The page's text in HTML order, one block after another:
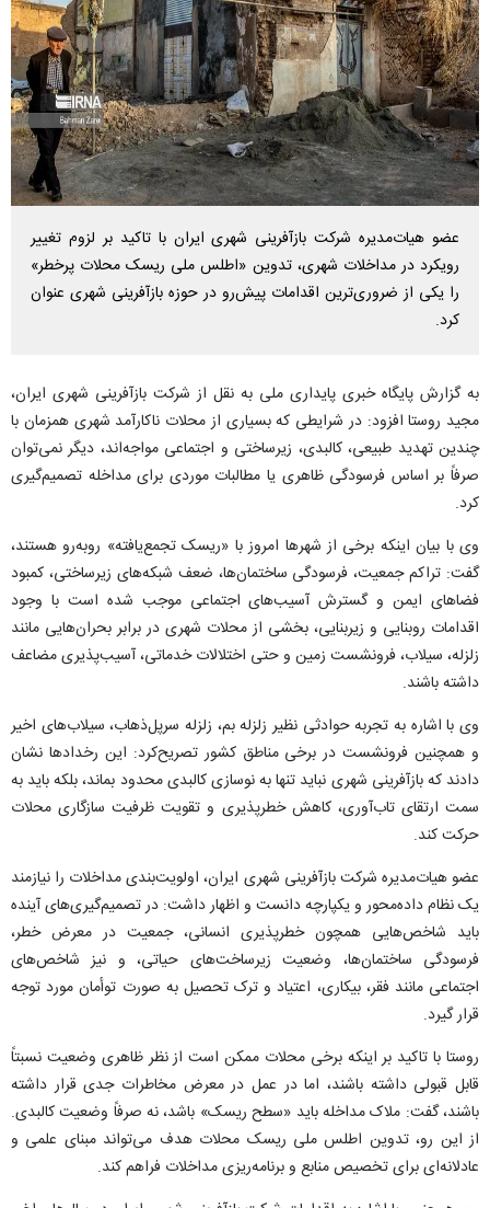
عضو هیات‌مدیره شرکت بازآفرینی شهری ایران با تاکید بر لزوم تغییر
رویکرد در مداخلات شهری، تدوین «اطلس ملی ریسک محلات پرخطر»
را یکی از ضروری‌ترین اقدامات پیش‌رو در حوزه بازآفرینی شهری عنوان
کرد.
به گزارش پایگاه خبری پایداری ملی به نقل از شرکت بازآفرینی شهری ایران،
مجید روستا افزود: در شرایطی که بسیاری از محلات ناکارآمد شهری همزمان با
چندین تهدید طبیعی، کالبدی، زیرساختی و اجتماعی مواجه‌اند، دیگر نمی‌توان
صرفاً بر اساس فرسودگی ظاهری یا مطالبات موردی برای مداخله تصمیم‌گیری
کرد.
وی با بیان اینکه برخی از شهر‌ها امروز با «ریسک تجمع‌یافته» روبه‌رو هستند،
گفت: تراکم جمعیت، فرسودگی ساختمان‌ها، ضعف شبکه‌های زیرساختی، کمبود
فضا‌های ایمن و گسترش آسیب‌های اجتماعی موجب شده است با وجود
اقدامات روبنایی و زیربنایی، بخشی از محلات شهری در برابر بحران‌هایی مانند
زلزله، سیلاب، فرونشست زمین و حتی اختلالات خدماتی، آسیب‌پذیری مضاعف
داشته باشند.
وی با اشاره به تجربه حوادثی نظیر زلزله بم، زلزله سرپل‌ذهاب، سیلاب‌های اخیر
و همچنین فرونشست در برخی مناطق کشور تصریح‌کرد: این رخداد‌ها نشان
دادند که بازآفرینی شهری نباید تنها به نوسازی کالبدی محدود بماند، بلکه باید به
سمت ارتقای تاب‌آوری، کاهش خطرپذیری و تقویت ظرفیت سازگاری محلات
حرکت کند.
عضو هیات‌مدیره شرکت بازآفرینی شهری ایران، اولویت‌بندی مداخلات را نیازمند
یک نظام داده‌محور و یکپارچه دانست و اظهار داشت: در تصمیم‌گیری‌های آینده
باید شاخص‌هایی همچون خطرپذیری انسانی، جمعیت در معرض خطر،
فرسودگی ساختمان‌ها، وضعیت زیرساخت‌های حیاتی، و نیز شاخص‌های
اجتماعی مانند فقر، بیکاری، اعتیاد و ترک تحصیل به صورت توأمان مورد توجه
قرار گیرد.
روستا با تاکید بر اینکه برخی محلات ممکن است از نظر ظاهری وضعیت نسبتاً
قابل قبولی داشته باشند، اما در عمل در معرض مخاطرات جدی قرار داشته
باشند، گفت: ملاک مداخله باید «سطح ریسک» باشد، نه صرفاً وضعیت کالبدی.
از این رو، تدوین اطلس ملی ریسک محلات هدف می‌تواند مبنای علمی و
عادلانه‌ای برای تخصیص منابع و برنامه‌ریزی مداخلات فراهم کند.